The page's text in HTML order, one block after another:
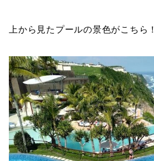
上から見たプールの景色がこちら！